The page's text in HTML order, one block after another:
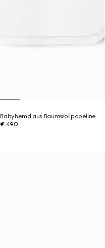
Babyhemd aus Baumwollpopeline
€ 490